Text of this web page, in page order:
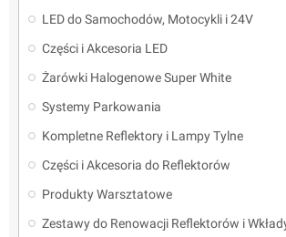
LED do Samochodów, Motocykli i 24V
Części i Akcesoria LED
Żarówki Halogenowe Super White
Systemy Parkowania
Kompletne Reflektory i Lampy Tylne
Części i Akcesoria do Reflektorów
Produkty Warsztatowe
Zestawy do Renowacji Reflektorów i